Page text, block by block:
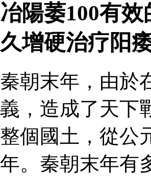
冶陽萎100有
久增硬治疗阳
秦朝末年，由於
義，造成了天下
整個國土，從公
年。秦朝末年有